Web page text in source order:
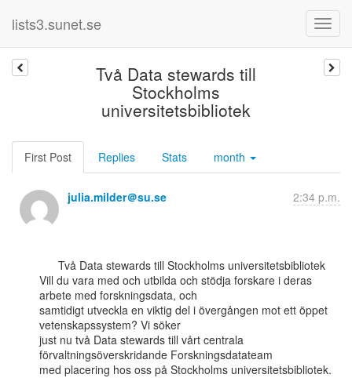
lists3.sunet.se
Två Data stewards till
Stockholms
universitetsbibliotek
First Post Replies Stats month
julia.milder＠su.se 2:34 p.m.
Vill du vara med och utbilda och stödja forskare i deras
arbete med forskningsdata, och
samtidigt utveckla en viktig del i övergången mot ett öppet
vetenskapssystem? Vi söker
just nu två Data stewards till vårt centrala
förvaltningsöverskridande Forskningsdatateam
med placering hos oss på Stockholms universitetsbibliotek.